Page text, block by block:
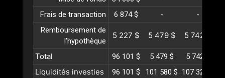
Frais de transaction
6 874 $ -
-
Remboursement de
l’hypothèque
5 227 $ 5 479 $ 5 742 $
Total 96 101 $ 5 479 $ 5 742 $
Liquidités investies 96 101 $ 101 580 $ 107 323 $